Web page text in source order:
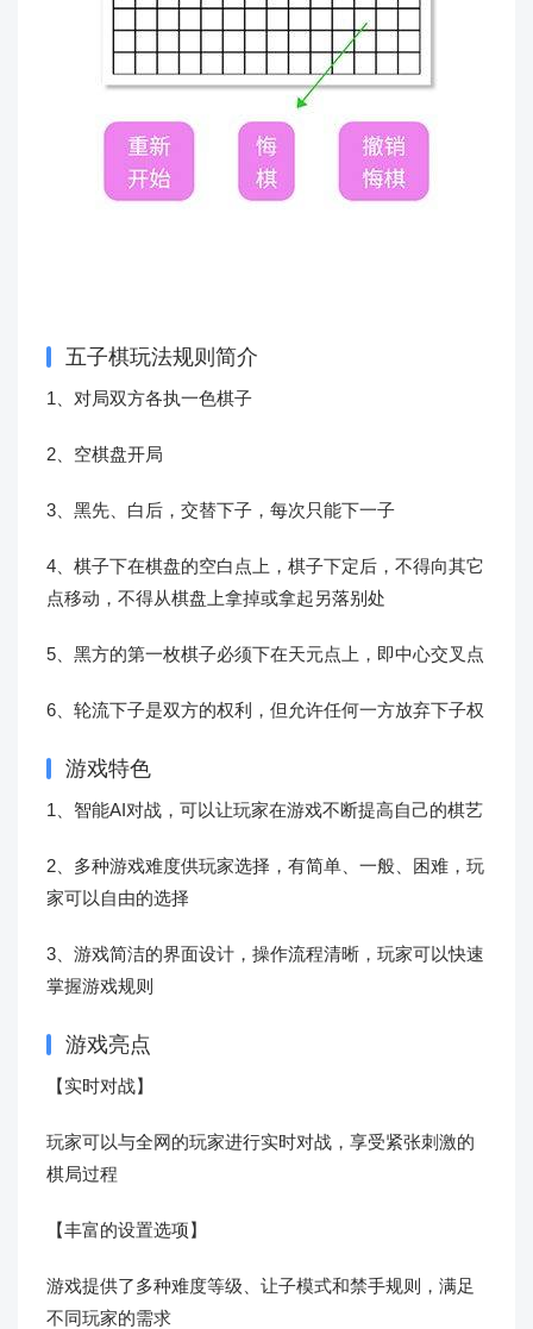
五子棋玩法规则简介
1、对局双方各执一色棋子
2、空棋盘开局
3、黑先、白后，交替下子，每次只能下一子
4、棋子下在棋盘的空白点上，棋子下定后，不得向其它
点移动，不得从棋盘上拿掉或拿起另落别处
5、黑方的第一枚棋子必须下在天元点上，即中心交叉点
6、轮流下子是双方的权利，但允许任何一方放弃下子权
游戏特色
1、智能AI对战，可以让玩家在游戏不断提高自己的棋艺
2、多种游戏难度供玩家选择，有简单、一般、困难，玩
家可以自由的选择
3、游戏简洁的界面设计，操作流程清晰，玩家可以快速
掌握游戏规则
游戏亮点
【实时对战】
玩家可以与全网的玩家进行实时对战，享受紧张刺激的
棋局过程
【丰富的设置选项】
游戏提供了多种难度等级、让子模式和禁手规则，满足
不同玩家的需求